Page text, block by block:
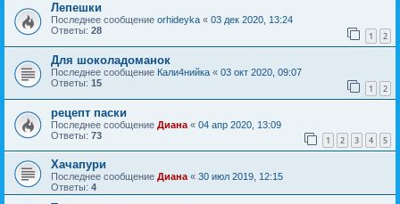
Лепешки
Последнее сообщение orhideyka « 03 дек 2020, 13:24
Ответы: 28 1 2
Для шоколадоманок
Последнее сообщение Кали4нийка « 03 окт 2020, 09:07
Ответы: 15 1 2
рецепт паски
Последнее сообщение Диана « 04 апр 2020, 13:09
Ответы: 73 1 2 3 4 5
Хачапури
Последнее сообщение Диана « 30 июл 2019, 12:15
Ответы: 4